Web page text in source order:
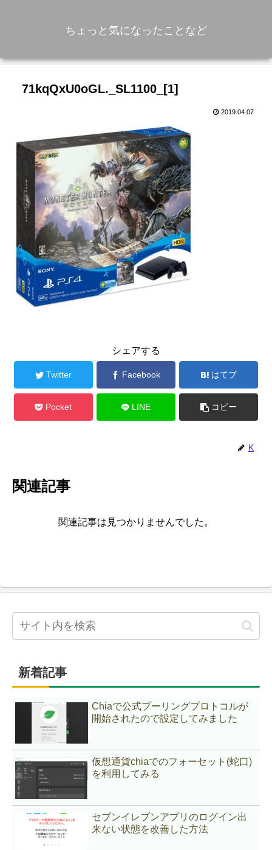
ちょっと気になったことなど
71kqQxU0oGL._SL1100_[1]
2019.04.07
シェアする
Twitter Facebook はてブ
Pocket LINE コピー
K
関連記事
関連記事は見つかりませんでした。
新着記事
Chiaで公式プーリングプロトコルが
開始されたので設定してみました
仮想通貨chiaでのフォーセット(蛇口)
を利用してみる
セブンイレブンアプリのログイン出
来ない状態を改善した方法